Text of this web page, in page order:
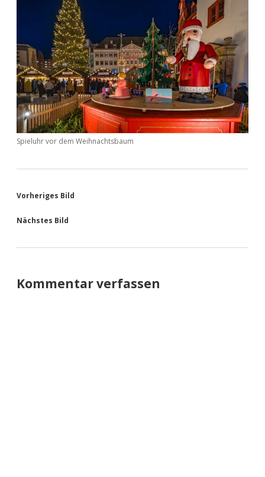
Spieluhr vor dem Weihnachtsbaum
Vorheriges Bild
Nächstes Bild
Kommentar verfassen